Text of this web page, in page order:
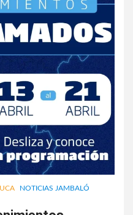
NOTICIAS JAMBALÓ